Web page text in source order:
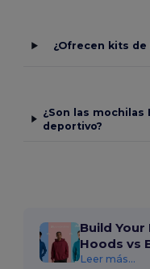
¿Ofrecen kits
¿Son las mochilas
deportivo?
Build Your
Hoods vs
Leer más...